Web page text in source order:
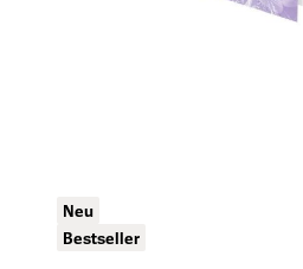
Neu
Bestseller